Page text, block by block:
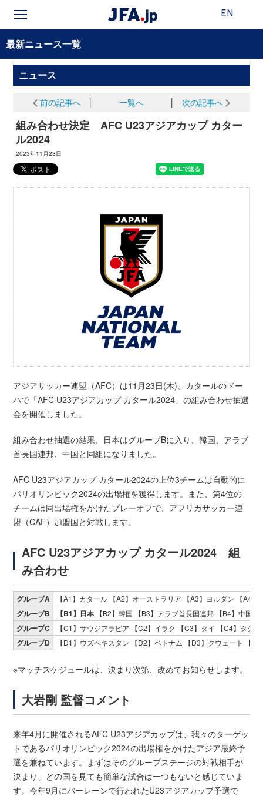
EN
最新ニュース一覧
ニュース
前の記事へ 一覧へ 次の記事へ
組み合わせ決定 AFC U23アジアカップ カター
ル2024
2023年11月23日
アジアサッカー連盟（AFC）は11月23日(木)、カタールのドー
ハで「AFC U23アジアカップ カタール2024」の組み合わせ抽選
会を開催しました。
組み合わせ抽選の結果、日本はグループBに入り、韓国、アラブ
首長国連邦、中国と同組になりました。
AFC U23アジアカップ カタール2024の上位3チームは自動的に
パリオリンピック2024の出場権を獲得します。また、第4位の
チームは同出場権をかけたプレーオフで、アフリカサッカー連
盟（CAF）加盟国と対戦します。
AFC U23アジアカップ カタール2024 組
み合わせ
グループA 【A1】カタール 【A2】オーストラリア 【A3】ヨルダン 【A4】
グループB 【B1】日本 【B2】韓国 【B3】アラブ首長国連邦 【B4】中国
グループC 【C1】サウジアラビア 【C2】イラク 【C3】タイ 【C4】タジ
グループD 【D1】ウズベキスタン 【D2】ベトナム 【D3】クウェート 【
※マッチスケジュールは、決まり次第、改めてお知らせします。
大岩剛 監督コメント
来年4月に開催されるAFC U23アジアカップは、我々のターゲッ
トであるパリオリンピック2024の出場権をかけたアジア最終予
選を兼ねています。まずはそのグループステージの対戦相手が
決まり、どの国を見ても簡単な試合は一つもないと感じていま
す。今年9月にバーレーンで行われたU23アジアカップ予選で